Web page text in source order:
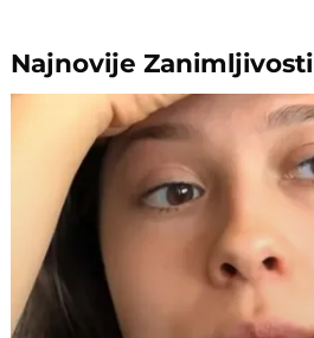
NajnovijeZanimljivosti